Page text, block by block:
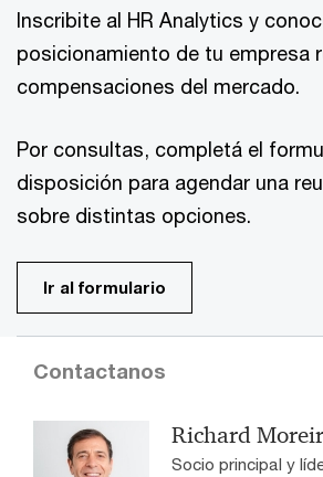
Inscribite al HR Analytics y
posicionamiento de tu empresa
compensaciones del mercado.
Por consultas, completá el
disposición para agendar una
sobre distintas opciones.
Ir al formulario
Contactanos
Richard
Socio principal y